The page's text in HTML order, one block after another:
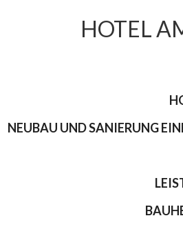
HOTEL
NEUBAU UND SANIERUNG